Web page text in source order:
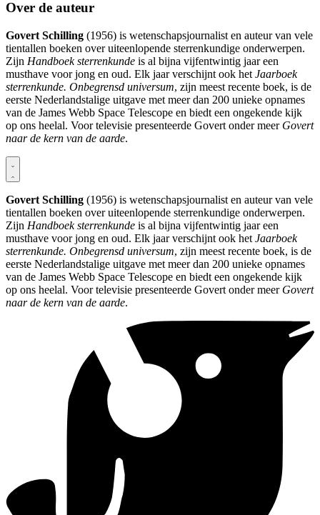
Over de auteur
Govert Schilling (1956) is wetenschapsjournalist en auteur van vele
tientallen boeken over uiteenlopende sterrenkundige onderwerpen.
Zijn Handboek sterrenkunde is al bijna vijfentwintig jaar een
musthave voor jong en oud. Elk jaar verschijnt ook het Jaarboek
sterrenkunde. Onbegrensd universum, zijn meest recente boek, is de
eerste Nederlandstalige uitgave met meer dan 200 unieke opnames
van de James Webb Space Telescope en biedt een ongekende kijk
op ons heelal. Voor televisie presenteerde Govert onder meer Govert
naar de kern van de aarde.
Govert Schilling (1956) is wetenschapsjournalist en auteur van vele
tientallen boeken over uiteenlopende sterrenkundige onderwerpen.
Zijn Handboek sterrenkunde is al bijna vijfentwintig jaar een
musthave voor jong en oud. Elk jaar verschijnt ook het Jaarboek
sterrenkunde. Onbegrensd universum, zijn meest recente boek, is de
eerste Nederlandstalige uitgave met meer dan 200 unieke opnames
van de James Webb Space Telescope en biedt een ongekende kijk
op ons heelal. Voor televisie presenteerde Govert onder meer Govert
naar de kern van de aarde.